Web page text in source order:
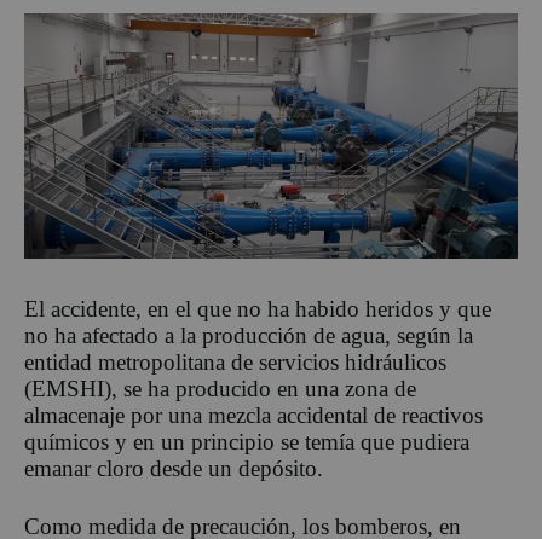
El accidente, en el que no ha habido heridos y que
no ha afectado a la producción de agua, según la
entidad metropolitana de servicios hidráulicos
(EMSHI), se ha producido en una zona de
almacenaje por una mezcla accidental de reactivos
químicos y en un principio se temía que pudiera
emanar cloro desde un depósito.
Como medida de precaución, los bomberos, en